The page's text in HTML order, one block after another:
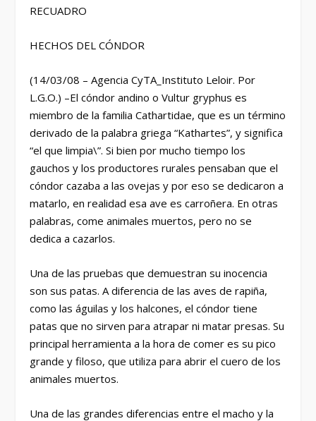
RECUADRO
HECHOS DEL CÓNDOR
(14/03/08 – Agencia CyTA_Instituto Leloir. Por
L.G.O.) –El cóndor andino o Vultur gryphus es
miembro de la familia Cathartidae, que es un término
derivado de la palabra griega “Kathartes”, y significa
“el que limpia\”. Si bien por mucho tiempo los
gauchos y los productores rurales pensaban que el
cóndor cazaba a las ovejas y por eso se dedicaron a
matarlo, en realidad esa ave es carroñera. En otras
palabras, come animales muertos, pero no se
dedica a cazarlos.
Una de las pruebas que demuestran su inocencia
son sus patas. A diferencia de las aves de rapiña,
como las águilas y los halcones, el cóndor tiene
patas que no sirven para atrapar ni matar presas. Su
principal herramienta a la hora de comer es su pico
grande y filoso, que utiliza para abrir el cuero de los
animales muertos.
Una de las grandes diferencias entre el macho y la